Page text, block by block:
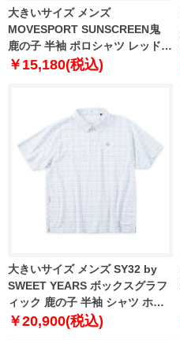
大きいサイズ メンズ
MOVESPORT SUNSCREEN鬼
鹿の子 半袖 ポロシャツ レッド
1278-5231-3 3L 4L 5L 6L
￥15,180(税込)
大きいサイズ メンズ SY32 by
SWEET YEARS ボックスグラフ
ィック 鹿の子 半袖 シャツ ホワ
イト 1278-5218-1 3L 4L 5L 6L
￥20,900(税込)